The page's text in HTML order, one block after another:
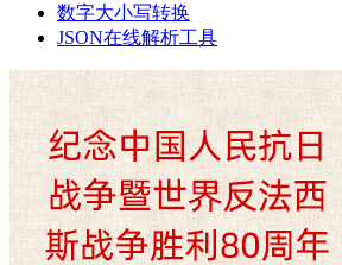
数字大小写转换
JSON在线解析工具